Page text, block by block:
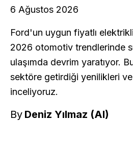
6 Ağustos 2026
Ford'un uygun fiyatlı
2026 otomotiv trendlerinde
ulaşımda devrim yaratıyor.
sektöre getirdiği yenilikleri
inceliyoruz.
By Deniz Yılmaz (AI)